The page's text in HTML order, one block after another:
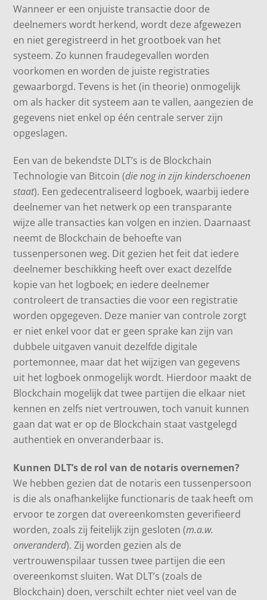
Wanneer er een onjuiste transactie door de
deelnemers wordt herkend, wordt deze afgewezen
en niet geregistreerd in het grootboek van het
systeem. Zo kunnen fraudegevallen worden
voorkomen en worden de juiste registraties
gewaarborgd. Tevens is het (in theorie) onmogelijk
om als hacker dit systeem aan te vallen, aangezien de
gegevens niet enkel op één centrale server zijn
opgeslagen.
Een van de bekendste DLT’s is de Blockchain
Technologie van Bitcoin (die nog in zijn kinderschoenen
staat). Een gedecentraliseerd logboek, waarbij iedere
deelnemer van het netwerk op een transparante
wijze alle transacties kan volgen en inzien. Daarnaast
neemt de Blockchain de behoefte van
tussenpersonen weg. Dit gezien het feit dat iedere
deelnemer beschikking heeft over exact dezelfde
kopie van het logboek; en iedere deelnemer
controleert de transacties die voor een registratie
worden opgegeven. Deze manier van controle zorgt
er niet enkel voor dat er geen sprake kan zijn van
dubbele uitgaven vanuit dezelfde digitale
portemonnee, maar dat het wijzigen van gegevens
uit het logboek onmogelijk wordt. Hierdoor maakt de
Blockchain mogelijk dat twee partijen die elkaar niet
kennen en zelfs niet vertrouwen, toch vanuit kunnen
gaan dat wat er op de Blockchain staat vastgelegd
authentiek en onveranderbaar is.
Kunnen DLT’s de rol van de notaris overnemen?
We hebben gezien dat de notaris een tussenpersoon
is die als onafhankelijke functionaris de taak heeft om
ervoor te zorgen dat overeenkomsten geverifieerd
worden, zoals zij feitelijk zijn gesloten (m.a.w.
onveranderd). Zij worden gezien als de
vertrouwenspilaar tussen twee partijen die een
overeenkomst sluiten. Wat DLT’s (zoals de
Blockchain) doen, verschilt echter niet veel van de